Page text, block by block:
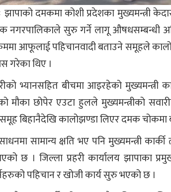
दमकमा कोशी प्रदेशका मुख्यमन्त्री केदार
नगरपालिकाले सुरु गर्ने लागू औषधसम्बन्धी
आफूलाई पहिचानवादी बताउने समूहले
गरेका थिए ।
भ्यानसहित बीचमा आइरहेको मुख्यमन्त्री
मौका छोपेर एउटा हुलले मुख्यमन्त्रीको
बिहानैदेखि कालोझण्डा लिएर दमक चोकमा
सामान्य क्षति भए पनि मुख्यमन्त्री
छ । जिल्ला प्रहरी कार्यालय झापाका
पहिचान र खोजी कार्य सुरु भएको छ ।